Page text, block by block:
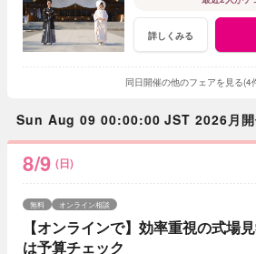
詳しくみる
同日開催の他のフェアを見る(4
Sun Aug 09 00:00:00 JST 2026月開
8/9 (日)
【オンラインで】効率重視の式場
は予算チェック
無料 オンライン相談